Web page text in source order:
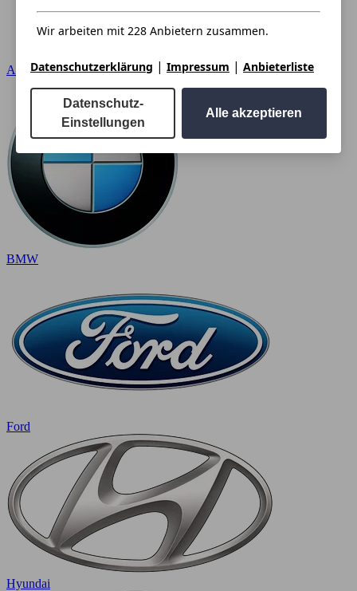
Audi
BMW
Ford
Hyundai
Wir arbeiten mit 228 Anbietern zusammen.
Datenschutzerklärung | Impressum | Anbieterliste
Datenschutz-
Einstellungen
Alle akzeptieren